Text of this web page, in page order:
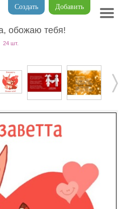
Добавить
Создать
обожаю тебя!
24 шт.